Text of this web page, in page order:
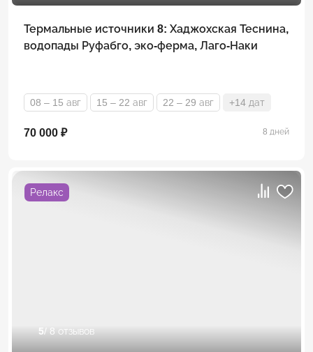
Термальные источники 8: Хаджохская Теснина,
водопады Руфабго, эко-ферма, Лаго-Наки
08 – 15 авг 15 – 22 авг 22 – 29 авг +14 дат
70 000 ₽ 8 дней
Релакс
5/ 8 отзывов